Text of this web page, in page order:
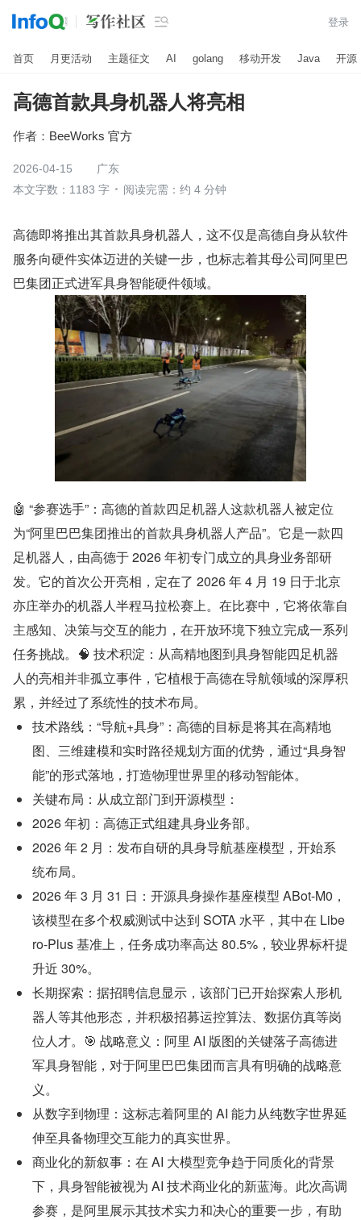
 登录
首页 月更活动 主题征文 AI golang 移动开发 Java 开源
高德首款具身机器人将亮相
作者： BeeWorks 官方
2026-04-15
广东
本文字数：1183 字
阅读完需：约 4 分钟
高德即将推出其首款具身机器人，这不仅是高德自身从软件
服务向硬件实体迈进的关键一步，也标志着其母公司阿里巴
巴集团正式进军具身智能硬件领域。
🤖 “参赛选手”：高德的首款四足机器人这款机器人被定位
为“阿里巴巴集团推出的首款具身机器人产品”。它是一款四
足机器人，由高德于 2026 年初专门成立的具身业务部研
发。它的首次公开亮相，定在了 2026 年 4 月 19 日于北京
亦庄举办的机器人半程马拉松赛上。在比赛中，它将依靠自
主感知、决策与交互的能力，在开放环境下独立完成一系列
任务挑战。🧠 技术积淀：从高精地图到具身智能四足机器
人的亮相并非孤立事件，它植根于高德在导航领域的深厚积
累，并经过了系统性的技术布局。
技术路线：“导航+具身”：高德的目标是将其在高精地
图、三维建模和实时路径规划方面的优势，通过“具身智
能”的形式落地，打造物理世界里的移动智能体。
关键布局：从成立部门到开源模型：
2026 年初：高德正式组建具身业务部。
2026 年 2 月：发布自研的具身导航基座模型，开始系
统布局。
2026 年 3 月 31 日：开源具身操作基座模型 ABot-M0，
该模型在多个权威测试中达到 SOTA 水平，其中在 Libe
ro-Plus 基准上，任务成功率高达 80.5%，较业界标杆提
升近 30%。
长期探索：据招聘信息显示，该部门已开始探索人形机
器人等其他形态，并积极招募运控算法、数据仿真等岗
位人才。🎯 战略意义：阿里 AI 版图的关键落子高德进
军具身智能，对于阿里巴巴集团而言具有明确的战略意
义。
从数字到物理：这标志着阿里的 AI 能力从纯数字世界延
伸至具备物理交互能力的真实世界。
商业化的新叙事：在 AI 大模型竞争趋于同质化的背景
下，具身智能被视为 AI 技术商业化的新蓝海。此次高调
参赛，是阿里展示其技术实力和决心的重要一步，有助